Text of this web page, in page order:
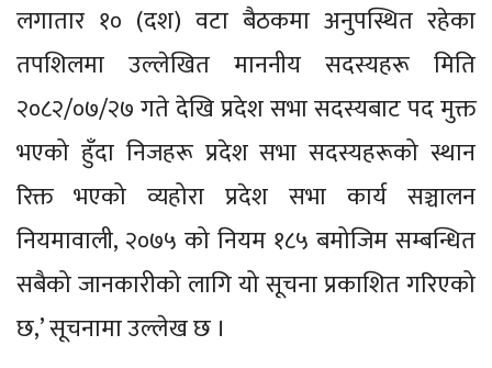
लगातार १० (दश) वटा बैठकमा अनुपस्थित रहेका
तपशिलमा उल्लेखित माननीय सदस्यहरू मिति
२०८२/०७/२७ गते देखि प्रदेश सभा सदस्यबाट पद मुक्त
भएको हुँदा निजहरू प्रदेश सभा सदस्यहरूको स्थान
रिक्त भएको व्यहोरा प्रदेश सभा कार्य सञ्चालन
नियमावाली, २०७५ को नियम १८५ बमोजिम सम्बन्धित
सबैको जानकारीको लागि यो सूचना प्रकाशित गरिएको
छ,’ सूचनामा उल्लेख छ ।